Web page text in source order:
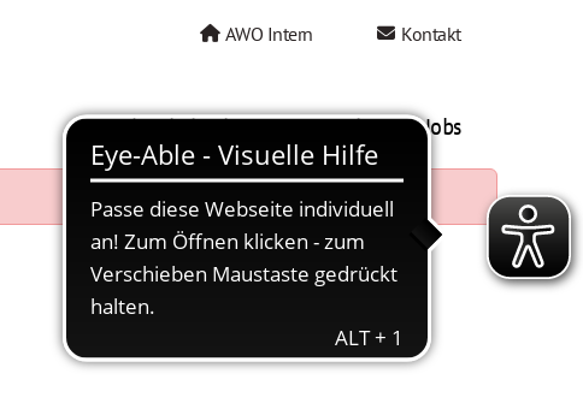
AWO Intern Kontakt
AWO als Arbeitgeber Mein AWO Jobs